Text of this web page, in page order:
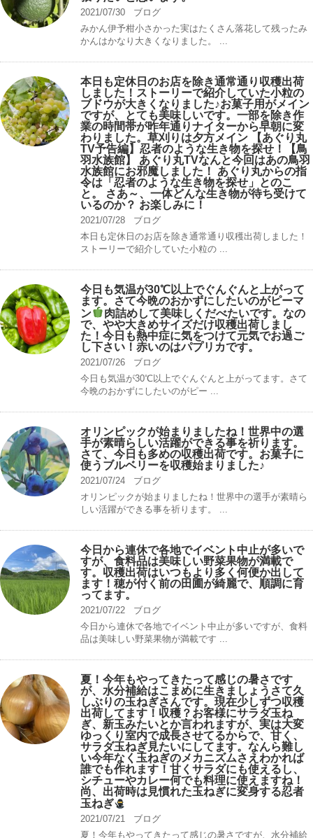
2021/07/30
ブログ
みかん伊予柑小さかった実はたくさん落花して残ったみ
かんはかなり大きくなりました。 ...
本日も定休日のお店を除き通常通り収穫出荷
しました！ストーリーで紹介していた小粒の
ブドウが大きくなりました♪お菓子用がメイン
ですが、とても美味しいです。一部を除き作
業の時間帯が昨年通りナイターから早朝に変
わりました。草刈りは夕方メイン 【あぐり丸
TV予告編】忍者のような生き物を探せ！【鳥
羽水族館】 あぐり丸TVなんと今回はあの鳥羽
水族館にお邪魔しました！ あぐり丸からの指
令は「忍者のような生き物を探せ」とのこ
と。 さあ～、一体どんな生き物が待ち受けて
いるのか？ お楽しみに！
2021/07/28
ブログ
本日も定休日のお店を除き通常通り収穫出荷しました！
ストーリーで紹介していた小粒の ...
今日も気温が30℃以上でぐんぐんと上がって
ます。さて今晩のおかずにしたいのがピーマ
ン
肉詰めして美味しくだべたいです。なの
で、やや大きめサイズだけ収穫出荷しまし
た！今日も熱中症に気をつけて元気でお過ご
し下さい！赤いのはパプリカです。
2021/07/26
ブログ
今日も気温が30℃以上でぐんぐんと上がってます。さて
今晩のおかずにしたいのがピー ...
オリンピックが始まりましたね！世界中の選
手が素晴らしい活躍ができる事を祈ります。
さて、今日も多めの収穫出荷です。お菓子に
使うブルベリーを収穫始まりました♪
2021/07/24
ブログ
オリンピックが始まりましたね！世界中の選手が素晴ら
しい活躍ができる事を祈ります。 ...
今日から連休で各地でイベント中止が多いで
すが、食料品は美味しい野菜果物が満載で
す。収穫出荷はいつもより多く何便か出して
ます！穂が付く前の田圃が綺麗で、順調に育
ってます。
2021/07/22
ブログ
今日から連休で各地でイベント中止が多いですが、食料
品は美味しい野菜果物が満載です ...
夏！今年もやってきたって感じの暑さです
が、水分補給はこまめに生きましょうさて久
しぶりの玉ねぎさんです。現在少しずつ収穫
出荷してます！収穫？お客様にサラダ玉ね
ぎ、新玉みたいとか言われますが、実は大変
ゆっくり室内で成長させてるからで、甘く、
サラダ玉ねぎ見たいにしてます。なんら難し
い今年なく玉ねぎのメカニズムさえわかれば
誰でも作れます！甘くサラダにも使えるし、
シチューやカレー何でも料理に使えますね！
尚、出荷時は見慣れた玉ねぎに変身する忍者
玉ねぎ
2021/07/21
ブログ
夏！今年もやってきたって感じの暑さですが、水分補給